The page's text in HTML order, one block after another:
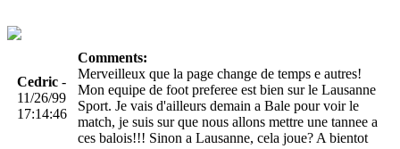
Cedric -
11/26/99
17:14:46
Comments:
Merveilleux que la page change de temps e autres!
Mon equipe de foot preferee est bien sur le Lausanne
Sport. Je vais d'ailleurs demain a Bale pour voir le
match, je suis sur que nous allons mettre une tannee a
ces balois!!! Sinon a Lausanne, cela joue? A bientot